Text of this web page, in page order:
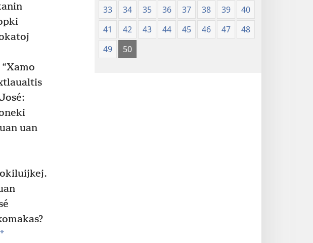
uan
*
33
34 35 36 37 38 39
40
41
42 43 44 45 46 47
48
49
50